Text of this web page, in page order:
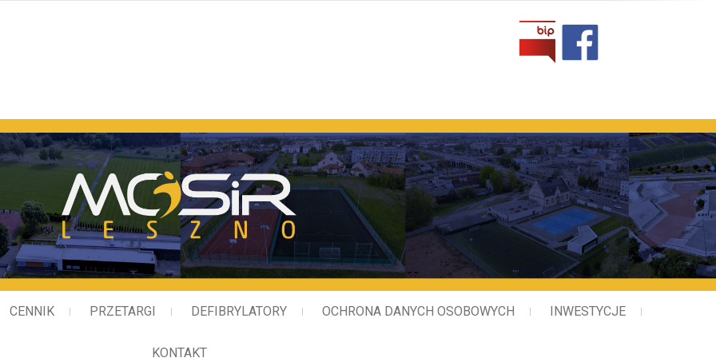
Miejski Ośrodek Sportu i Rekreacji w Lesznie
CENNIK PRZETARGI DEFIBRYLATORY OCHRONA DANYCH OSOBOWYCH INWESTYCJE
KONTAKT